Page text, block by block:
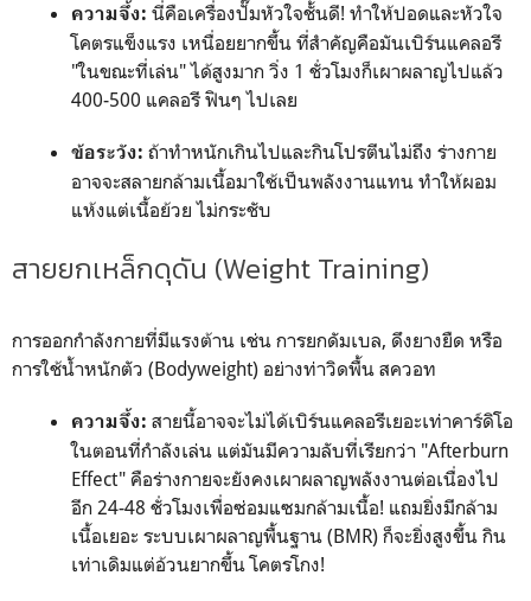
ความจึ้ง: นี่คือเครื่องปั๊มหัวใจชั้นดี! ทำให้ปอดและหัวใจ
โคตรแข็งแรง เหนื่อยยากขึ้น ที่สำคัญคือมันเบิร์นแคลอรี
"ในขณะที่เล่น" ได้สูงมาก วิ่ง 1 ชั่วโมงก็เผาผลาญไปแล้ว
400-500 แคลอรี ฟินๆ ไปเลย
ข้อระวัง: ถ้าทำหนักเกินไปและกินโปรตีนไม่ถึง ร่างกาย
อาจจะสลายกล้ามเนื้อมาใช้เป็นพลังงานแทน ทำให้ผอม
แห้งแต่เนื้อย้วย ไม่กระชับ
สายยกเหล็กดุดัน (Weight Training)
การออกกำลังกายที่มีแรงต้าน เช่น การยกดัมเบล, ดึงยางยืด หรือ
การใช้น้ำหนักตัว (Bodyweight) อย่างท่าวิดพื้น สควอท
ความจึ้ง: สายนี้อาจจะไม่ได้เบิร์นแคลอรีเยอะเท่าคาร์ดิโอ
ในตอนที่กำลังเล่น แต่มันมีความลับที่เรียกว่า "Afterburn
Effect" คือร่างกายจะยังคงเผาผลาญพลังงานต่อเนื่องไป
อีก 24-48 ชั่วโมงเพื่อซ่อมแซมกล้ามเนื้อ! แถมยิ่งมีกล้าม
เนื้อเยอะ ระบบเผาผลาญพื้นฐาน (BMR) ก็จะยิ่งสูงขึ้น กิน
เท่าเดิมแต่อ้วนยากขึ้น โคตรโกง!